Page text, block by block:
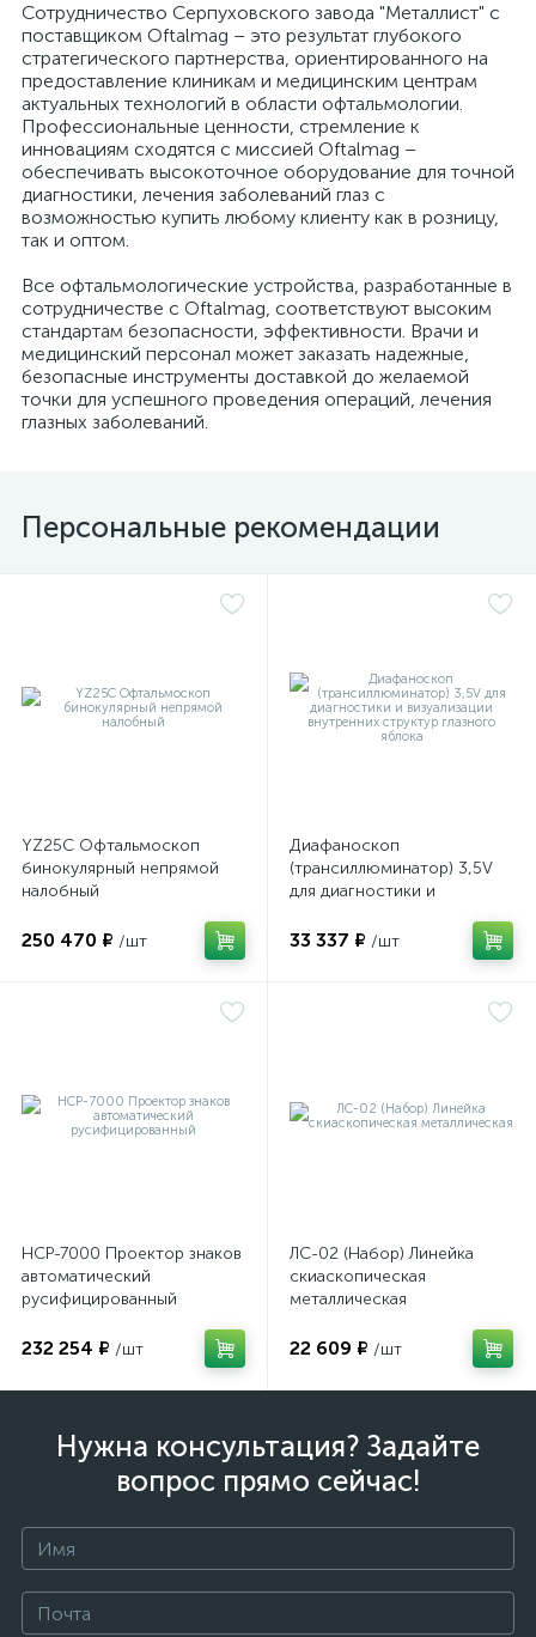
Сотрудничество Серпуховского завода "Металлист" с
поставщиком Oftalmag – это результат глубокого
стратегического партнерства, ориентированного на
предоставление клиникам и медицинским центрам
актуальных технологий в области офтальмологии.
Профессиональные ценности, стремление к
инновациям сходятся с миссией Oftalmag –
обеспечивать высокоточное оборудование для точной
диагностики, лечения заболеваний глаз с
возможностью купить любому клиенту как в розницу,
так и оптом.
Все офтальмологические устройства, разработанные в
сотрудничестве с Oftalmag, соответствуют высоким
стандартам безопасности, эффективности. Врачи и
медицинский персонал может заказать надежные,
безопасные инструменты доставкой до желаемой
точки для успешного проведения операций, лечения
глазных заболеваний.
Персональные рекомендации
YZ25C Офтальмоскоп
бинокулярный непрямой
налобный
250 470 ₽ /шт
Диафаноскоп
(трансиллюминатор) 3,5V
для диагностики и
структур глазного яблока
33 337 ₽ /шт
НСР-7000 Проектор знаков
автоматический
русифицированный
232 254 ₽ /шт
ЛС-02 (Набор) Линейка
скиаскопическая
металлическая
22 609 ₽ /шт
Нужна консультация? Задайте
вопрос прямо сейчас!